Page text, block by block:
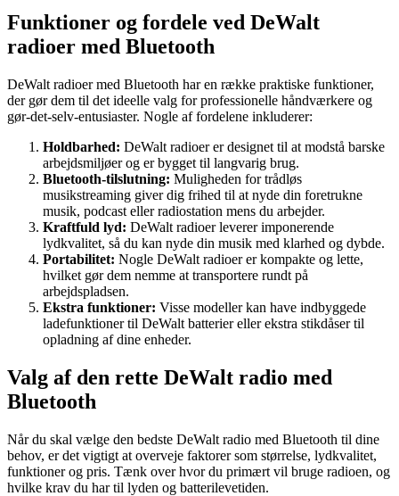
Funktioner og fordele ved DeWalt
radioer med Bluetooth
DeWalt radioer med Bluetooth har en række praktiske funktioner,
der gør dem til det ideelle valg for professionelle håndværkere og
gør-det-selv-entusiaster. Nogle af fordelene inkluderer:
Holdbarhed: DeWalt radioer er designet til at modstå barske
arbejdsmiljøer og er bygget til langvarig brug.
Bluetooth-tilslutning: Muligheden for trådløs
musikstreaming giver dig frihed til at nyde din foretrukne
musik, podcast eller radiostation mens du arbejder.
Kraftfuld lyd: DeWalt radioer leverer imponerende
lydkvalitet, så du kan nyde din musik med klarhed og dybde.
Portabilitet: Nogle DeWalt radioer er kompakte og lette,
hvilket gør dem nemme at transportere rundt på
arbejdspladsen.
Ekstra funktioner: Visse modeller kan have indbyggede
ladefunktioner til DeWalt batterier eller ekstra stikdåser til
opladning af dine enheder.
Valg af den rette DeWalt radio med
Bluetooth
Når du skal vælge den bedste DeWalt radio med Bluetooth til dine
behov, er det vigtigt at overveje faktorer som størrelse, lydkvalitet,
funktioner og pris. Tænk over hvor du primært vil bruge radioen, og
hvilke krav du har til lyden og batterilevetiden.